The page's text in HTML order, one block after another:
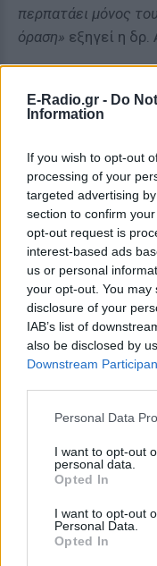
E-Radio.gr - Do
Information
If you wish to opt-out
processing of your
targeted advertising
section to confirm
opt-out request is
interest-based ads
us or personal
your opt-out. You
disclosure of your
IAB’s list of
also be disclosed by
Downstream
Personal Data
I want to opt-out
personal data.
Opted In
I want to opt-out
Personal Data.
Opted In
περπατάει μόνος
όραση» εξηγεί η δρ.
οποία ανέπτυξε ο
διαγνωστεί
ίνες στο οπτικό
γίνεται πλέον μη
[ΠΗΓΗ]